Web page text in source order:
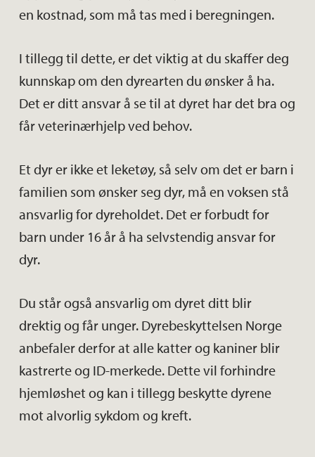
en kostnad, som må tas med i beregningen.
I tillegg til dette, er det viktig at du skaffer deg
kunnskap om den dyrearten du ønsker å ha.
Det er ditt ansvar å se til at dyret har det bra og
får veterinærhjelp ved behov.
Et dyr er ikke et leketøy, så selv om det er barn i
familien som ønsker seg dyr, må en voksen stå
ansvarlig for dyreholdet. Det er forbudt for
barn under 16 år å ha selvstendig ansvar for
dyr.
Du står også ansvarlig om dyret ditt blir
drektig og får unger. Dyrebeskyttelsen Norge
anbefaler derfor at alle katter og kaniner blir
kastrerte og ID-merkede. Dette vil forhindre
hjemløshet og kan i tillegg beskytte dyrene
mot alvorlig sykdom og kreft.